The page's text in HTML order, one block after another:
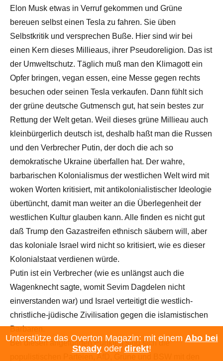
Elon Musk etwas in Verruf gekommen und Grüne
bereuen selbst einen Tesla zu fahren. Sie üben
Selbstkritik und versprechen Buße. Hier sind wir bei
einen Kern dieses Millieaus, ihrer Pseudoreligion. Das ist
der Umweltschutz. Täglich muß man den Klimagott ein
Opfer bringen, vegan essen, eine Messe gegen rechts
besuchen oder seinen Tesla verkaufen. Dann fühlt sich
der grüne deutsche Gutmensch gut, hat sein bestes zur
Rettung der Welt getan. Weil dieses grüne Millieau auch
kleinbürgerlich deutsch ist, deshalb haßt man die Russen
und den Verbrecher Putin, der doch die ach so
demokratische Ukraine überfallen hat. Der wahre,
barbarischen Kolonialismus der westlichen Welt wird mit
woken Worten kritisiert, mit antikolonialistischer Ideologie
übertüncht, damit man weiter an die Überlegenheit der
westlichen Kultur glauben kann. Alle finden es nicht gut
daß Trump den Gazastreifen ethnisch säubern will, aber
das koloniale Israel wird nicht so kritisiert, wie es dieser
Kolonialstaat verdienen würde.
Putin ist ein Verbrecher (wie es unlängst auch die
Wagenknecht sagte, womit Sevim Dagdelen nicht
einverstanden war) und Israel verteitigt die westlich-
christliche-jüdische Zivilisation gegen die islamistischen
Barbaren.
Bei diesen angeführten Punkten sind sich die
Unterstütze das Overton Magazin: mit einem Abo bei
Steadyoder direkt!